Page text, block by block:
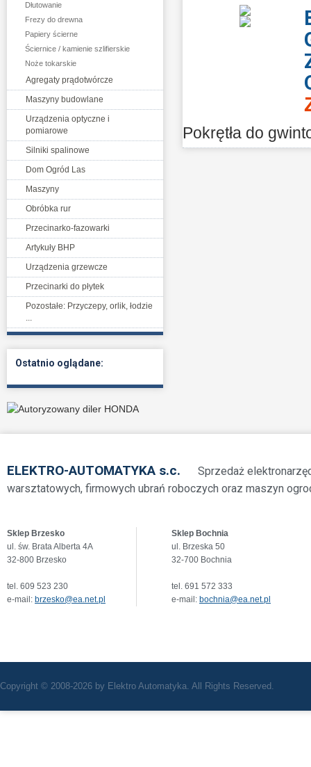
Dłutowanie
Frezy do drewna
Papiery ścierne
Ściernice / kamienie szlifierskie
Noże tokarskie
Agregaty prądotwórcze
Maszyny budowlane
Urządzenia optyczne i
pomiarowe
Silniki spalinowe
Dom Ogród Las
Maszyny
Obróbka rur
Przecinarko-fazowarki
Artykuły BHP
Urządzenia grzewcze
Przecinarki do płytek
Pozostałe: Przyczepy, orlik, łodzie
...
Ostatnio oglądane:
Pokrętła do
ELEKTRO-AUTOMATYKA s.c.
Sprzedaż
warsztatowych, firmowych ubrań roboczych oraz maszyn
Sklep Brzesko
ul. św. Brata Alberta 4A
32-800 Brzesko
tel. 609 523 230
e-mail: brzesko@ea.net.pl
Sklep Bochnia
ul. Brzeska 50
32-700 Bochnia
tel. 691 572 333
e-mail: bochnia@ea.net.pl
Copyright © 2008-2026 by Elektro Automatyka. All Rights Reserved.